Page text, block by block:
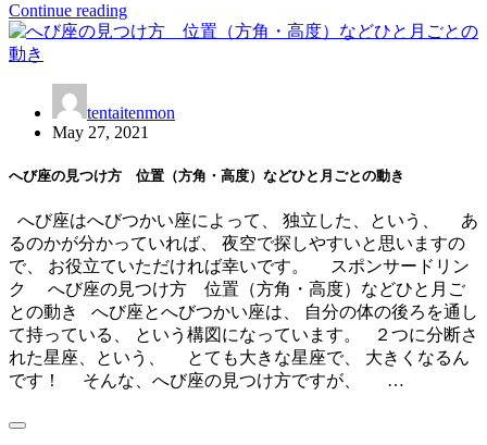
Continue reading
tentaitenmon
May 27, 2021
へび座の見つけ方 位置（方角・高度）などひと月ごとの動き
へび座はへびつかい座によって、 独立した、という、 あ
るのかが分かっていれば、 夜空で探しやすいと思いますの
で、 お役立ていただければ幸いです。 スポンサードリン
ク へび座の見つけ方 位置（方角・高度）などひと月ご
との動き へび座とへびつかい座は、 自分の体の後ろを通し
て持っている、 という構図になっています。 ２つに分断さ
れた星座、という、 とても大きな星座で、 大きくなるん
です！ そんな、へび座の見つけ方ですが、 …